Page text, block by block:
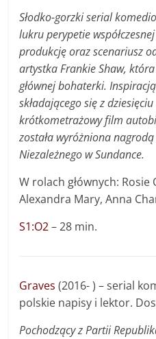
Słodko-gorzki serial
lukru perypetie
produkcję oraz scenariusz
artystka Frankie Shaw,
głównej bohaterki.
składającego się z
krótkometrażowy film
została wyróżniona
Niezależnego w Sundance.
W rolach głównych: Rosie
Alexandra Mary, Anna
S1:O2– 28 min.
Graves (2016- ) – serial
polskie napisy i lektor.
Pochodzący z Partii